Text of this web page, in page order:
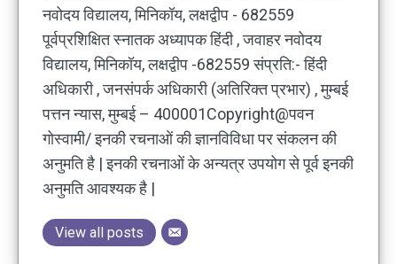
नवोदय विद्यालय, मिनिकॉय, लक्षद्वीप - 682559
पूर्वप्रशिक्षित स्नातक अध्यापक हिंदी , जवाहर नवोदय
विद्यालय, मिनिकॉय, लक्षद्वीप -682559 संप्रति:- हिंदी
अधिकारी , जनसंपर्क अधिकारी (अतिरिक्त प्रभार) , मुम्बई
पत्तन न्यास, मुम्बई – 400001Copyright@पवन
गोस्वामी/ इनकी रचनाओं की ज्ञानविविधा पर संकलन की
अनुमति है | इनकी रचनाओं के अन्यत्र उपयोग से पूर्व इनकी
अनुमति आवश्यक है |
View all posts